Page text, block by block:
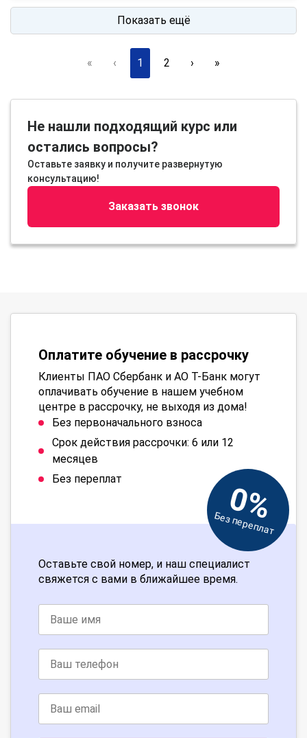
Показать ещё
« ‹ 1 2 › »
Не нашли подходящий курс или
остались вопросы?
Оставьте заявку и получите развернутую
консультацию!
Заказать звонок
Оплатите обучение в рассрочку
Клиенты ПАО Сбербанк и АО Т-Банк могут
оплачивать обучение в нашем учебном
центре в рассрочку, не выходя из дома!
Без первоначального взноса
Срок действия рассрочки: 6 или 12
месяцев
Без переплат
0%
Без переплат
Оставьте свой номер, и наш специалист
свяжется с вами в ближайшее время.